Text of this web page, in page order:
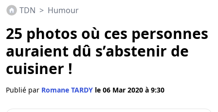
TDN > Humour
25 photos où ces personnes
auraient dû s’abstenir de
cuisiner !
Publié par Romane TARDY le 06 Mar 2020 à 9:30